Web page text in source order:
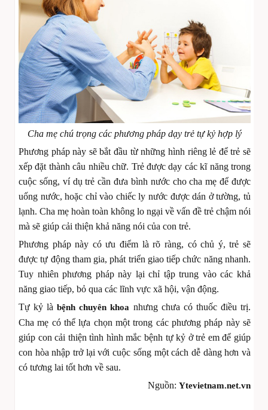
Cha mẹ chú trọng các phương pháp dạy trẻ tự kỷ hợp lý
Phương pháp này sẽ bắt đầu từ những hình riêng lẻ để trẻ sẽ
xếp đặt thành câu nhiều chữ. Trẻ được dạy các kĩ năng trong
cuộc sống, ví dụ trẻ cần đưa bình nước cho cha mẹ để được
uống nước, hoặc chỉ vào chiếc ly nước được dán ở tường, tủ
lạnh. Cha mẹ hoàn toàn không lo ngại về vấn đề trẻ chậm nói
mà sẽ giúp cải thiện khả năng nói của con trẻ.
Phương pháp này có ưu điểm là rõ ràng, có chủ ý, trẻ sẽ
được tự động tham gia, phát triển giao tiếp chức năng nhanh.
Tuy nhiên phương pháp này lại chỉ tập trung vào các khả
năng giao tiếp, bỏ qua các lĩnh vực xã hội, vận động.
Tự kỷ làbệnh chuyên khoa nhưng chưa có thuốc điều trị.
Cha mẹ có thể lựa chọn một trong các phương pháp này sẽ
giúp con cải thiện tình hình mắc bệnh tự kỷ ở trẻ em để giúp
con hòa nhập trở lại với cuộc sống một cách dễ dàng hơn và
có tương lai tốt hơn về sau.
Nguồn: Ytevietnam.net.vn